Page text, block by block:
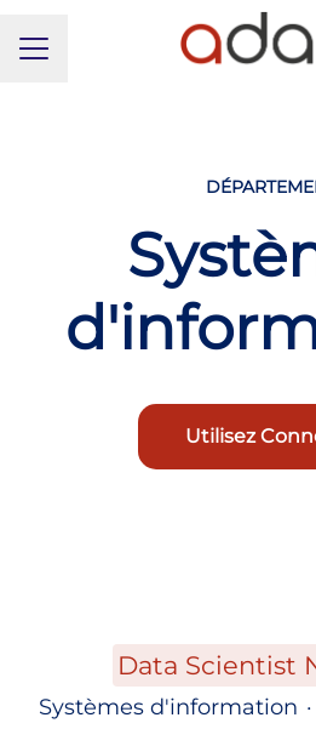
MENU CARRIÈRE
Utilisez
Data Scientist
Systèmes d'information ·